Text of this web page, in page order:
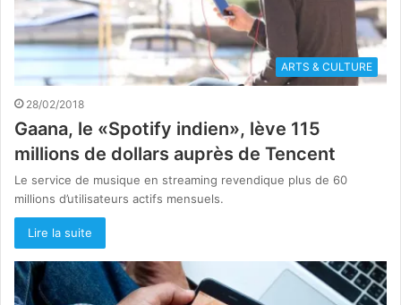
ARTS & CULTURE
28/02/2018
Gaana, le «Spotify indien», lève 115
millions de dollars auprès de Tencent
Le service de musique en streaming revendique plus de 60
millions d’utilisateurs actifs mensuels.
Lire la suite